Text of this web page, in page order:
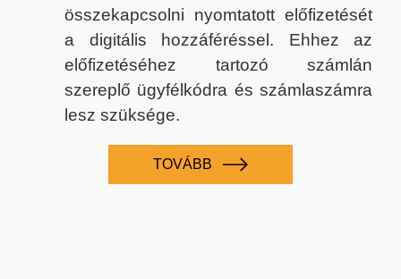
összekapcsolni nyomtatott előfizetését
a digitális hozzáféréssel. Ehhez az
előfizetéséhez tartozó számlán
szereplő ügyfélkódra és számlaszámra
lesz szüksége.
TOVÁBB